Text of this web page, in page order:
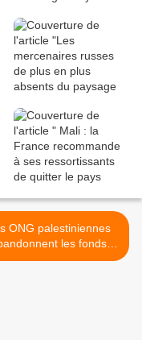
ONG palestiniennes
les fonds
pour dénoncer